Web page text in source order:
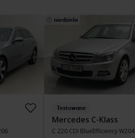
niedziela
Testowane
Mercedes C-Klass
C 220 CDI BlueEfficiency W204